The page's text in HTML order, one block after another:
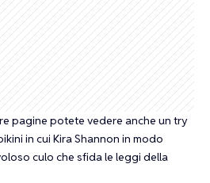
pagine potete vedere anche un try
in cui Kira Shannon in modo
culo che sfida le leggi della